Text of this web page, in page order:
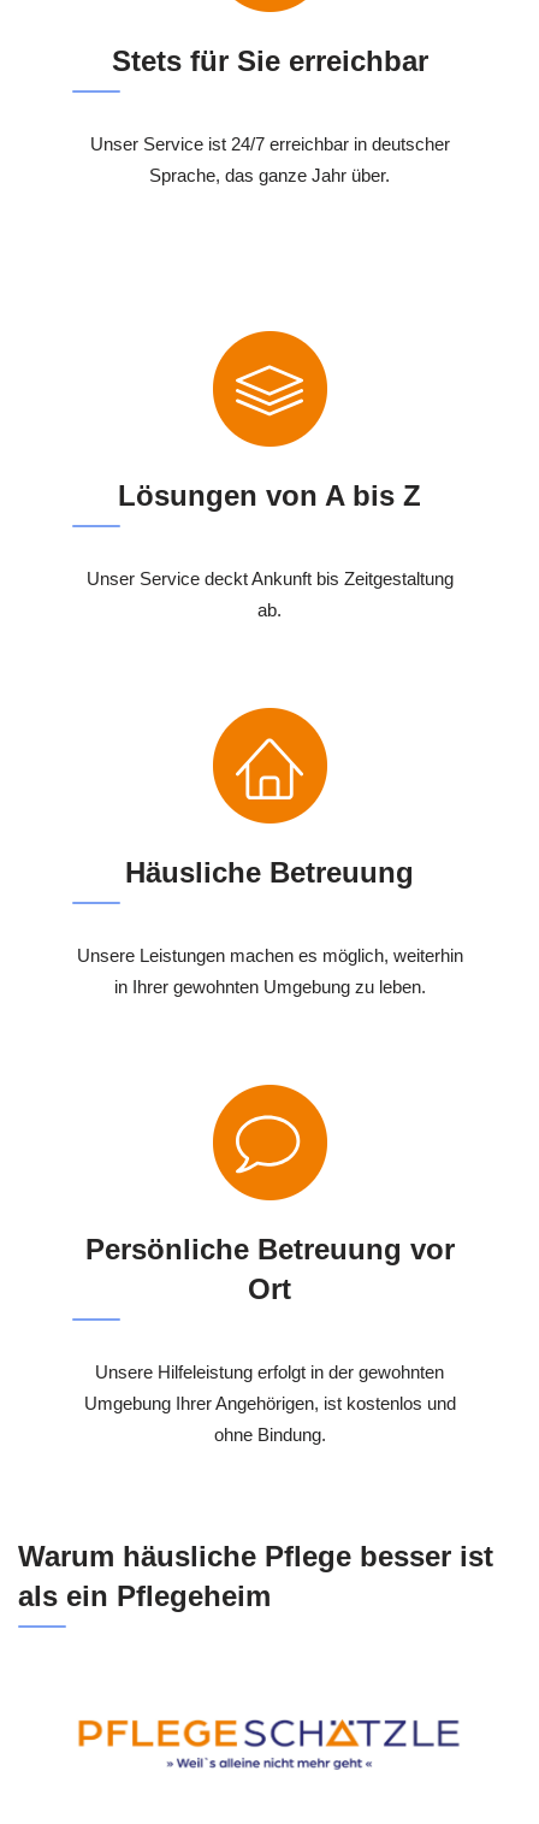
Stets für Sie erreichbar
Unser Service ist 24/7 erreichbar in deutscher
Sprache, das ganze Jahr über.
Lösungen von A bis Z
Unser Service deckt Ankunft bis Zeitgestaltung
ab.
Häusliche Betreuung
Unsere Leistungen machen es möglich, weiterhin
in Ihrer gewohnten Umgebung zu leben.
Persönliche Betreuung vor
Ort
Unsere Hilfeleistung erfolgt in der gewohnten
Umgebung Ihrer Angehörigen, ist kostenlos und
ohne Bindung.
Warum häusliche Pflege besser ist
als ein Pflegeheim